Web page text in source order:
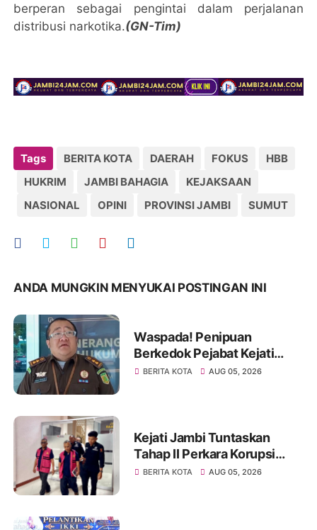
berperan sebagai pengintai dalam perjalanan
distribusi narkotika.(GN-Tim)
Tags BERITA KOTA DAERAH FOKUS
HBB
HUKRIM
JAMBI BAHAGIA
KEJAKSAAN
NASIONAL
OPINI PROVINSI JAMBI SUMUT
ANDA MUNGKIN MENYUKAI POSTINGAN INI
Waspada! Penipuan
Berkedok Pejabat Kejati
Jambi, Warga Diminta
BERITA KOTA AUG 05, 2026
Kejati Jambi Tuntaskan
Tahap II Perkara Korupsi
Pengadaan Tanah Akses
BERITA KOTA AUG 05, 2026